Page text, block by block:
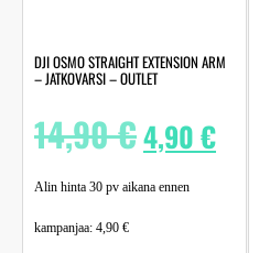
DJI OSMO STRAIGHT EXTENSION ARM
– JATKOVARSI – OUTLET
14,90€4,90€
Alin hinta 30 pv aikana ennen
kampanjaa: 4,90 €